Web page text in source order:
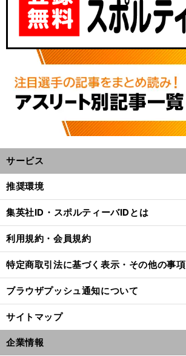
サービス
推奨環境
集英社ID・スポルティーバIDとは
利用規約・会員規約
特定商取引法に基づく表示・その他の事項
ブラウザプッシュ通知について
サイトマップ
企業情報